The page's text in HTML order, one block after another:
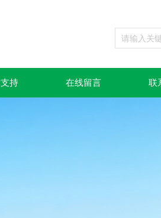
持 在线留言 联